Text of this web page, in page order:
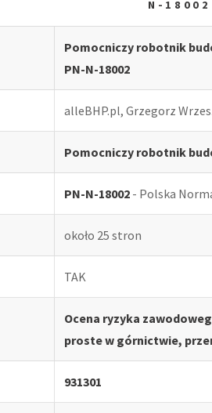
N-18002
Pomocniczy robotnik
PN-N-18002
alleBHP.pl, Grzegorz
Pomocniczy robotnik
PN-N-18002 - Polska
około 25 stron
TAK
Ocena ryzyka
proste w górnictwie,
931301